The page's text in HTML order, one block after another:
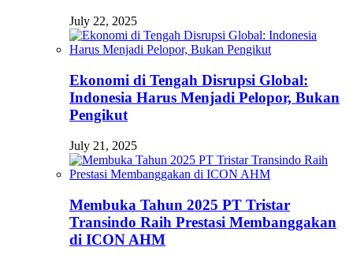
July 22, 2025
Ekonomi di Tengah Disrupsi Global:
Indonesia Harus Menjadi Pelopor, Bukan
Pengikut
July 21, 2025
Membuka Tahun 2025 PT Tristar
Transindo Raih Prestasi Membanggakan
di ICON AHM